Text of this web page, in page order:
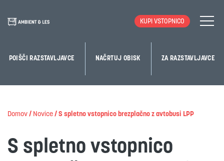
KUPI VSTOPNICO
POIŠČI RAZSTAVLJAVCE NAČRTUJ OBISK ZA RAZSTAVLJAVCE
Domov / Novice / S spletno vstopnico brezplačno z avtobusi LPP
S spletno vstopnico